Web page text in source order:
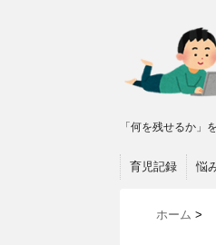
「何を残せるか」
育児記録 悩
ホーム >